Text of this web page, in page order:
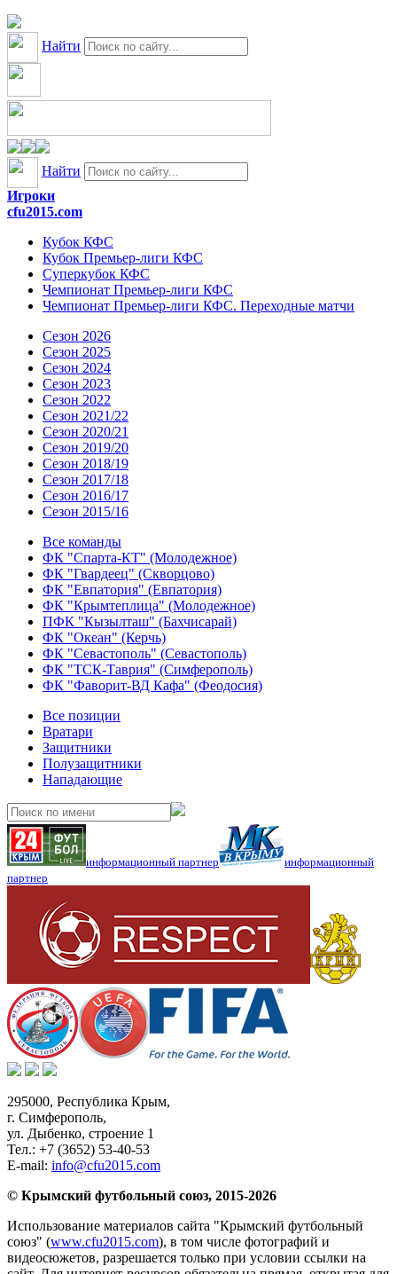
Найти
Найти
Игроки
cfu2015.com
Кубок КФС
Кубок Премьер-лиги КФС
Суперкубок КФС
Чемпионат Премьер-лиги КФС
Чемпионат Премьер-лиги КФС. Переходные матчи
Сезон 2026
Сезон 2025
Сезон 2024
Сезон 2023
Сезон 2022
Сезон 2021/22
Сезон 2020/21
Сезон 2019/20
Сезон 2018/19
Сезон 2017/18
Сезон 2016/17
Сезон 2015/16
Все команды
ФК "Спарта-КТ" (Молодежное)
ФК "Гвардеец" (Скворцово)
ФК "Евпатория" (Евпатория)
ФК "Крымтеплица" (Молодежное)
ПФК "Кызылташ" (Бахчисарай)
ФК "Океан" (Керчь)
ФК "Севастополь" (Севастополь)
ФК "ТСК-Таврия" (Симферополь)
ФК "Фаворит-ВД Кафа" (Феодосия)
Все позиции
Вратари
Защитники
Полузащитники
Нападающие
информационный партнер
информационный
партнер
295000, Республика Крым,
г. Симферополь,
ул. Дыбенко, строение 1
Тел.: +7 (3652) 53-40-53
E-mail: info@cfu2015.com
© Крымский футбольный союз, 2015-2026
Использование материалов сайта "Крымский футбольный
союз" (www.cfu2015.com), в том числе фотографий и
видеосюжетов, разрешается только при условии ссылки на